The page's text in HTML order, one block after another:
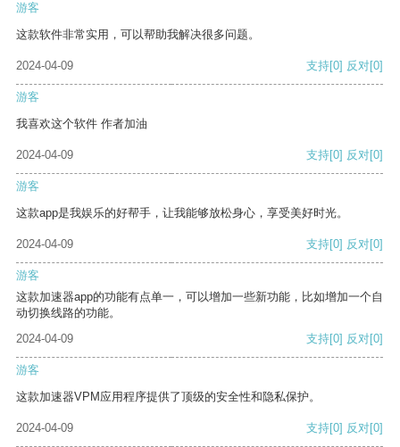
游客
这款软件非常实用，可以帮助我解决很多问题。
2024-04-09 支持[0] 反对[0]
游客
我喜欢这个软件 作者加油
2024-04-09 支持[0] 反对[0]
游客
这款app是我娱乐的好帮手，让我能够放松身心，享受美好时光。
2024-04-09 支持[0] 反对[0]
游客
这款加速器app的功能有点单一，可以增加一些新功能，比如增加一个自
动切换线路的功能。
2024-04-09
支持[0] 反对[0]
游客
这款加速器VPM应用程序提供了顶级的安全性和隐私保护。
2024-04-09 支持[0] 反对[0]